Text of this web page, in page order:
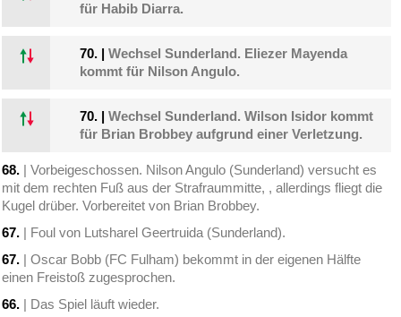
für Habib Diarra.
70. |Wechsel Sunderland. Eliezer Mayenda
kommt für Nilson Angulo.
70. |Wechsel Sunderland. Wilson Isidor kommt
für Brian Brobbey aufgrund einer Verletzung.
68. | Vorbeigeschossen. Nilson Angulo (Sunderland) versucht es
mit dem rechten Fuß aus der Strafraummitte, , allerdings fliegt die
Kugel drüber. Vorbereitet von Brian Brobbey.
67. | Foul von Lutsharel Geertruida (Sunderland).
67. | Oscar Bobb (FC Fulham) bekommt in der eigenen Hälfte
einen Freistoß zugesprochen.
66. | Das Spiel läuft wieder.